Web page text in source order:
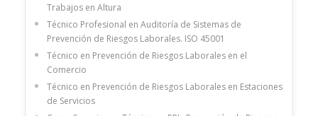
Trabajos en Altura
Técnico Profesional en Auditoría de Sistemas de
Prevención de Riesgos Laborales. ISO 45001
Técnico en Prevención de Riesgos Laborales en el
Comercio
Técnico en Prevención de Riesgos Laborales en Estaciones
de Servicios